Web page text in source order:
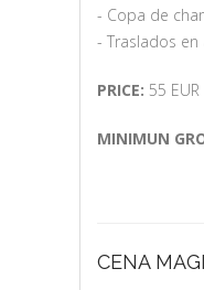
- Copa de
- Traslados
PRICE: 55 EUR
MINIMUN
CENA